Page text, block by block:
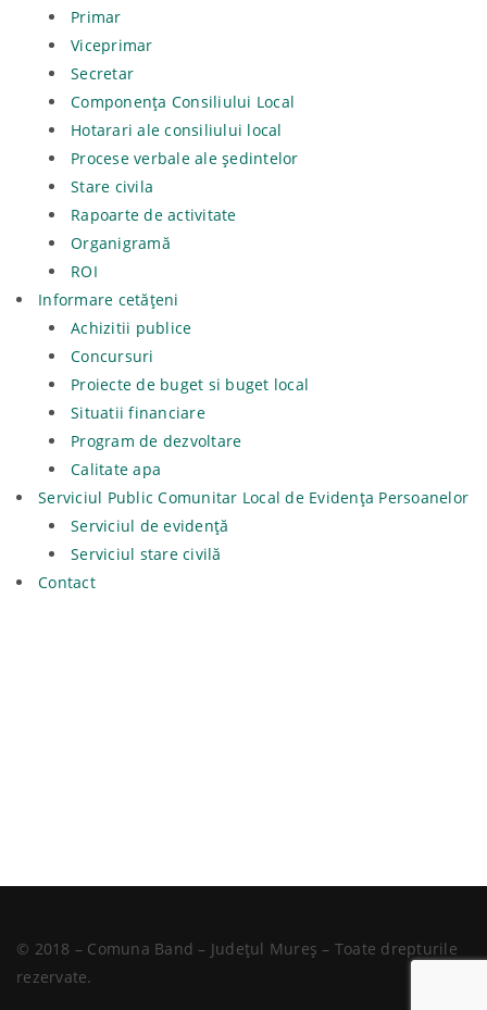
Primar
Viceprimar
Secretar
Componența Consiliului Local
Hotarari ale consiliului local
Procese verbale ale ședintelor
Stare civila
Rapoarte de activitate
Organigramă
ROI
Informare cetățeni
Achizitii publice
Concursuri
Proiecte de buget si buget local
Situatii financiare
Program de dezvoltare
Calitate apa
Serviciul Public Comunitar Local de Evidența Persoanelor
Serviciul de evidență
Serviciul stare civilă
Contact
© 2018 – Comuna Band – Județul Mureș – Toate drepturile
rezervate.